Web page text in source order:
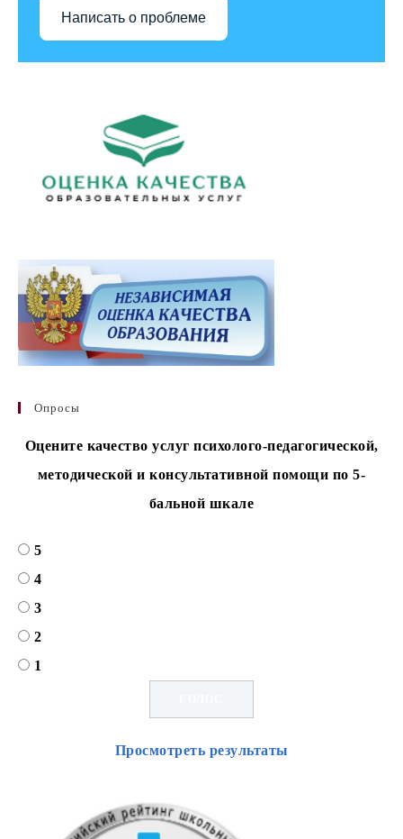
Написать о проблеме
Опросы
Оцените качество услуг психолого-педагогической,
методической и консультативной помощи по 5-
бальной шкале
5
4
3
2
1
Просмотреть результаты